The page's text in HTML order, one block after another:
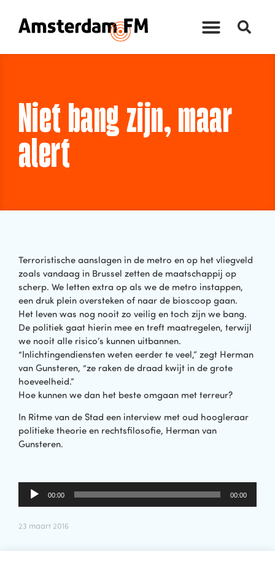
Niet bang zijn, maar
alert
Terroristische aanslagen in de metro en op het vliegveld
zoals vandaag in Brussel zetten de maatschappij op
scherp. We letten extra op als we de metro instappen,
een druk plein oversteken of naar de bioscoop gaan.
Het leven was nog nooit zo veilig en toch zijn we bang.
De politiek gaat hierin mee en treft maatregelen, terwijl
we nooit alle risico’s kunnen uitbannen.
“Inlichtingendiensten weten eerder te veel,” zegt Herman
van Gunsteren, “ze raken de draad kwijt in de grote
hoeveelheid.”
Hoe kunnen we dan het beste omgaan met terreur?
In Ritme van de Stad een interview met oud hoogleraar
politieke theorie en rechtsfilosofie, Herman van
Gunsteren.
Audiospeler
00:00 00:00
23 maart 2016